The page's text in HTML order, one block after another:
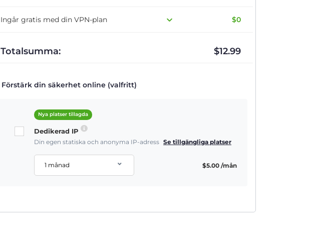
Ingår gratis med din VPN-plan $0
Totalsumma: $12.99
Förstärk din säkerhet online (valfritt)
Nya platser tillagda
Dedikerad IP
Din egen statiska och anonyma IP-adress Se tillgängliga platser
1 månad $5.00 /mån